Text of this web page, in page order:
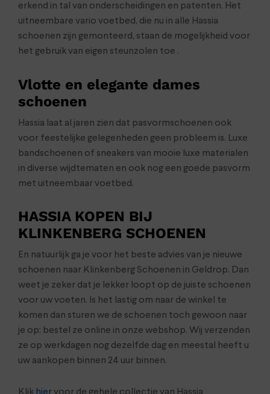
erkend in tal van onderscheidingen en patenten. Het
uitneembare vario voetbed, die nu in alle Hassia
schoenen zijn gemonteerd, staan de mogelijkheid voor
het gebruik van eigen steunzolen toe .
Vlotte en elegante dames
schoenen
Hassia laat al jaren zien dat pasvormschoenen ook
voor feestelijke gelegenheden geen probleem is. Luxe
bandschoenen of sneakers van mooie luxe materialen
in diverse wijdtematen en ook nog een goede pasvorm
met uitneembaar voetbed.
HASSIA KOPEN BIJ
KLINKENBERG SCHOENEN
En natuurlijk ga je voor het beste advies van je nieuwe
schoenen naar Klinkenberg Schoenen in Geldrop. Dan
weet je zeker dat je lekker loopt op de juiste schoenen
voor uw voeten. Is het lastig om naar de winkel te
komen dan sturen we de schoenen toch gewoon naar
je op: bestel ze online in onze webshop. Wij verzenden
ze op werkdagen nog dezelfde dag en meestal heeft u
uw aankopen binnen 24 uur binnen.